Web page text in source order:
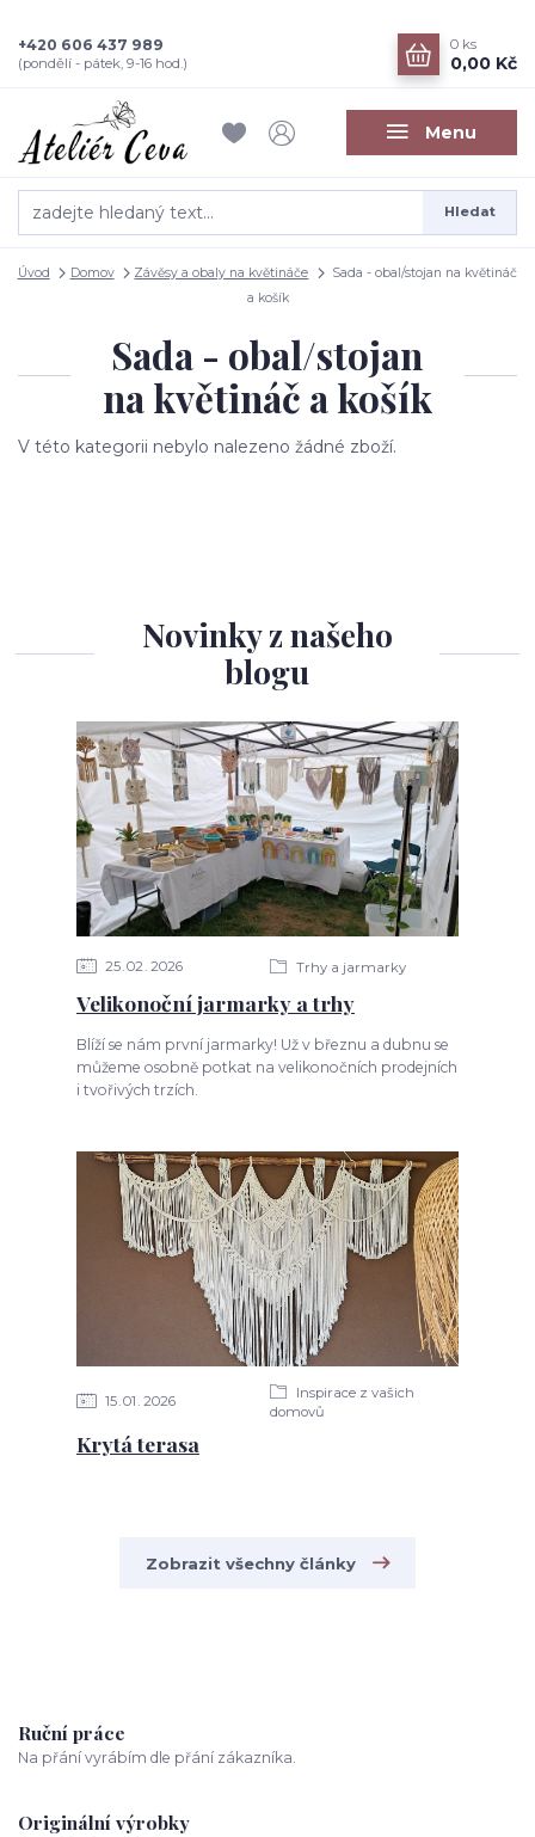
Menu
Hledat
+420 606 437 989
(pondělí - pátek, 9-16 hod.)
0 ks
0,00 Kč
Úvod Domov Závěsy a obaly na květináče
Sada - obal/stojan na květináč
a košík
Sada - obal/stojan
na květináč a košík
V této kategorii nebylo nalezeno žádné zboží.
Novinky z našeho
blogu
25 02 2026 Trhy a jarmarky
Velikonoční jarmarky a trhy
Blíží se nám první jarmarky! Už v březnu a dubnu se
můžeme osobně potkat na velikonočních prodejních
i tvořivých trzích.
15 01 2026
Inspirace z vašich
domovů
Krytá terasa
Zobrazit všechny články
Ruční práce
Na přání vyrábím dle přání zákazníka.
Originální výrobky